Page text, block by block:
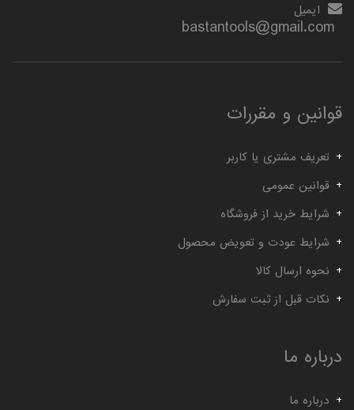
ایمیل
bastantools@gmail.com
قوانین و مقررات
تعریف مشتری یا کاربر
قوانین عمومی
شرایط خرید از فروشگاه
شرایط عودت و تعویض محصول
نحوه ارسال کالا
نکات قبل از ثبت سفارش
درباره ما
درباره ما